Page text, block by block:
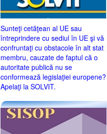
Sunteţi cetăţean al UE sau
întreprindere cu sediul în UE şi vă
confruntaţi cu obstacole în alt stat
membru, cauzate de faptul că o
autoritate publică nu se
conformează legislaţiei europene?
Apelaţi la SOLVIT.